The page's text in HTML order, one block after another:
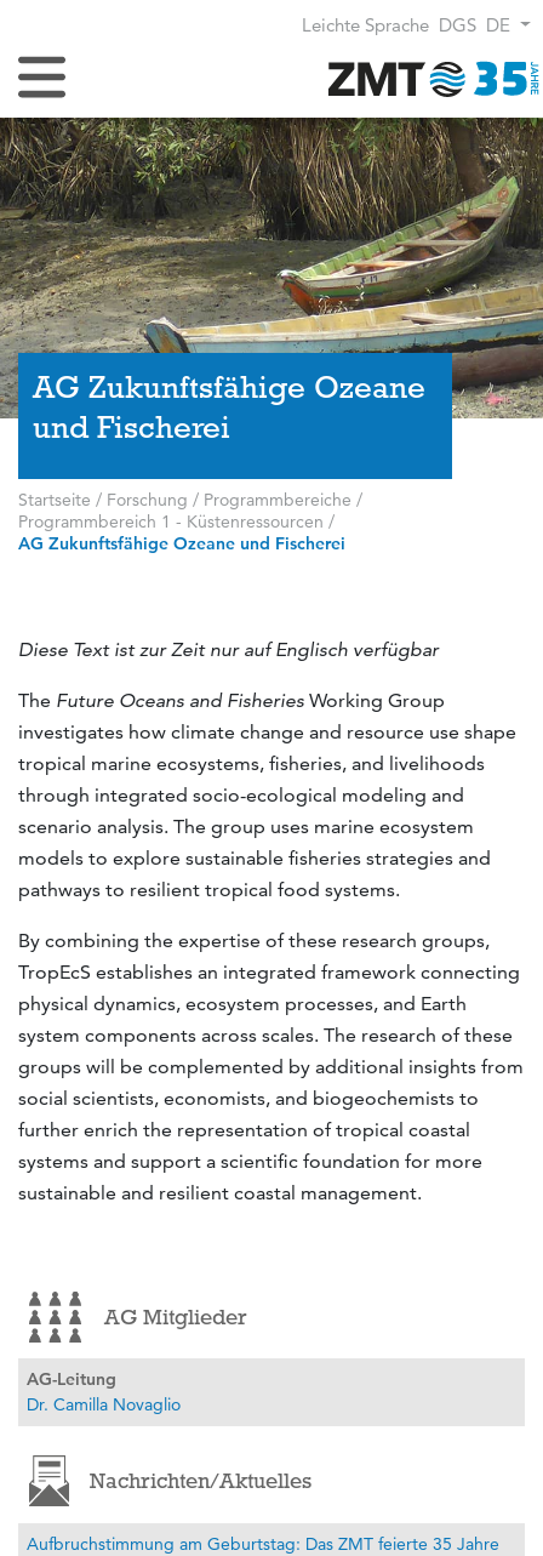
Leichte Sprache DGS DE
Navigation umschalten
AG Zukunftsfähige Ozeane
und Fischerei
Startseite / Forschung / Programmbereiche /
Programmbereich 1 - Küstenressourcen /
AG Zukunftsfähige Ozeane und Fischerei
Diese Text ist zur Zeit nur auf Englisch verfügbar
The Future Oceans and Fisheries Working Group
investigates how climate change and resource use shape
tropical marine ecosystems, fisheries, and livelihoods
through integrated socio-ecological modeling and
scenario analysis. The group uses marine ecosystem
models to explore sustainable fisheries strategies and
pathways to resilient tropical food systems.
By combining the expertise of these research groups,
TropEcS establishes an integrated framework connecting
physical dynamics, ecosystem processes, and Earth
system components across scales. The research of these
groups will be complemented by additional insights from
social scientists, economists, and biogeochemists to
further enrich the representation of tropical coastal
systems and support a scientific foundation for more
sustainable and resilient coastal management.
AG Mitglieder
AG-Leitung
Dr. Camilla Novaglio
Nachrichten/Aktuelles
Aufbruchstimmung am Geburtstag: Das ZMT feierte 35 Jahre